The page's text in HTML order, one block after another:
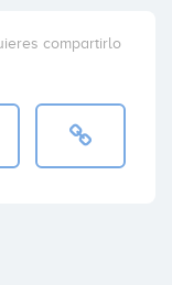
compartirlo